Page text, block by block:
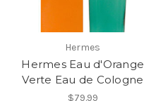
Hermes
Hermes Eau d'Orange
Verte Eau de Cologne
$79.99